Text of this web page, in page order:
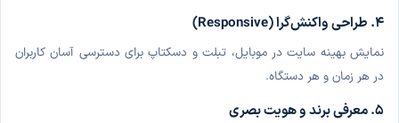
۴. طراحی واکنش‌گرا (Responsive)
نمایش بهینه سایت در موبایل، تبلت و دسکتاپ برای دسترسی آسان کاربران
در هر زمان و هر دستگاه.
۵. معرفی برند و هویت بصری